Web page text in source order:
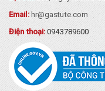
Email: hr@gastute.com
Điện thoại:0943789600